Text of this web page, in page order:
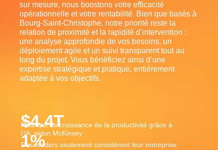
sur mesure, nous boostons votre efficacité
opérationnelle et votre rentabilité. Bien que basés à
Bourg-Saint-Christophe, notre priorité reste la
relation de proximité et la rapidité d’intervention :
une analyse approfondie de vos besoins, un
déploiement agile et un suivi transparent tout au
long du projet. Vous bénéficiez ainsi d’une
expertise stratégique et pratique, entièrement
adaptée à vos objectifs.
Potentiel de croissance de la productivité grâce à
l’IA, selon McKinsey
$4.4T
Des leaders seulement considèrent leur entreprise
1%